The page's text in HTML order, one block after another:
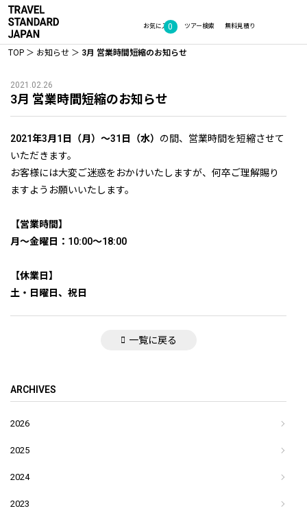
お気に入り
0 無料見積り
ツアー検索
TOP お知らせ 3月 営業時間短縮のお知らせ
2021.02.26
3月 営業時間短縮のお知らせ
2021年3月1日（月）～31日（水） の間、営業時間を短縮させて
いただきます。
お客様には大変ご迷惑をおかけいたしますが、何卒ご理解賜り
ますようお願いいたします。
【営業時間】
月～金曜日：10:00～18:00
【休業日】
土・日曜日、祝日
一覧に戻る
ARCHIVES
2026
2025
2024
2023